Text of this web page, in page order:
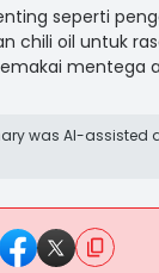
seperti
chili oil untuk
mentega
was AI-assisted